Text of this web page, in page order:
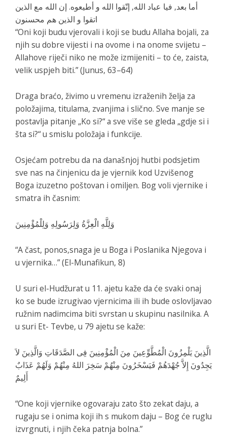
أما بعد, فيا عباد الله, إتّقوا الله و أطيعوه. إن الله مع الذين
اتقوا و الذين هم محسنون
“Oni koji budu vjerovali i koji se budu Allaha bojali, za
njih su dobre vijesti i na ovome i na onome svijetu –
Allahove riječi niko ne može izmijeniti – to će, zaista,
velik uspjeh biti.” (Junus, 63–64)
Draga braćo, živimo u vremenu izraženih želja za
položajima, titulama, zvanjima i slično. Sve manje se
postavlja pitanje „Ko si?“ a sve više se gleda „gdje si i
šta si?“ u smislu položaja i funkcije.
Osjećam potrebu da na današnjoj hutbi podsjetim
sve nas na činjenicu da je vjernik kod Uzvišenog
Boga izuzetno poštovan i omiljen. Bog voli vjernike i
smatra ih časnim:
وَلِلَّهِ الْعِزَّةُ وَلِرَسُولِهِ وَلِلْمُؤْمِنِينَ
“A čast, ponos,snaga je u Boga i Poslanika Njegova i
u vjernika…” (El-Munafikun, 8)
U suri el-Hudžurat u 11. ajetu kaže da će svaki onaj
ko se bude izrugivao vjernicima ili ih bude oslovljavao
ružnim nadimcima biti svrstan u skupinu nasilnika. A
u suri Et- Tevbe, u 79 ajetu se kaže:
الَّذِينَ يَلْمِزُونَ الْمُطَّوِّعِينَ مِنَ الْمُؤْمِنِينَ فِى الصَّدَقَاتِ وَالَّذِينَ لاَ
يَجِدُونَ إِلاَّ جُهْدَهُمْ فَيَسْخَرُونَ مِنْهُمْ سَخِرَ اللهُ مِنْهُمْ وَلَهُمْ عَذَابٌ
أَلِيمٌ
“One koji vjernike ogovaraju zato što zekat daju, a
rugaju se i onima koji ih s mukom daju – Bog će ruglu
izvrgnuti, i njih čeka patnja bolna.”